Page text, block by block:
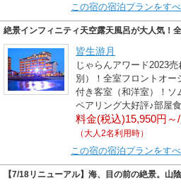
この宿の宿泊プランをす
絶景インフィニティ天空露天風呂が大人気！
皆生游月
じゃらんアワード2023
別）！全室フロントオー
付き客室（和洋室）！ソ
ペアリング大好評♪部屋
料金(税込)15,950円～/
（大人2名利用時）
この宿の宿泊プランをす
【7/18リニューアル】海、目の前の絶景。山